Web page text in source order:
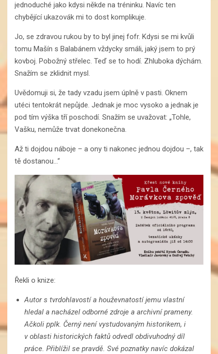
jednoduché jako kdysi někde na tréninku. Navíc ten
chybějící ukazovák mi to dost komplikuje.
Jo, se zdravou rukou by to byl jinej fofr. Kdysi se mi kvůli
tomu Mašín s Balabánem vždycky smáli, jaký jsem to prý
kovboj. Pobožný střelec. Teď se to hodí. Zhluboka dýchám.
Snažím se zklidnit mysl.
Uvědomuji si, že tady vzadu jsem úplně v pasti. Oknem
utéci tentokrát nepůjde. Jednak je moc vysoko a jednak je
pod tím výška tří poschodí. Snažím se uvažovat: „Tohle,
Vašku, nemůže trvat donekonečna.
Až ti dojdou náboje – a ony ti nakonec jednou dojdou –, tak
tě dostanou…“
Řekli o knize:
Autor s tvrdohlavostí a houževnatostí jemu vlastní
hledal a nacházel odborné zdroje a archivní prameny.
Ačkoli pplk. Černý není vystudovaným historikem, i
v oblasti historických faktů odvedl obdivuhodný díl
práce. Přiblížil se pravdě. Své poznatky navíc dokázal